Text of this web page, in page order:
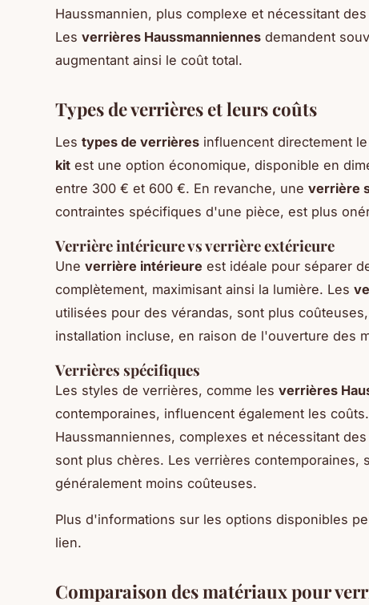
Haussmannien, plus complexe et nécessitant
Les verrières Haussmanniennes demandent
augmentant ainsi le coût total.
Types de verrières et leurs coûts
Les types de verrières influencent directement le
kit est une option économique, disponible en
entre 300 € et 600 €. En revanche, une verrière
contraintes spécifiques d'une pièce, est plus
Verrière intérieure vs verrière extérieure
Une verrière intérieure est idéale pour séparer
complètement, maximisant ainsi la lumière. Les
utilisées pour des vérandas, sont plus
installation incluse, en raison de l'ouverture des
Verrières spécifiques
Les styles de verrières, comme les verrières
contemporaines, influencent également les
Haussmanniennes, complexes et nécessitant
sont plus chères. Les verrières contemporaines,
généralement moins coûteuses.
Plus d'informations sur les options disponibles
lien.
Comparaison des matériaux pour